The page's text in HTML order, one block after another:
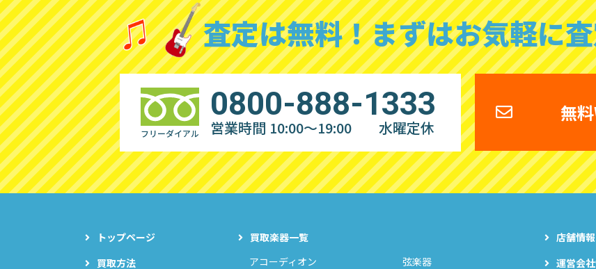
査定は無料！まずはお気軽に
フリーダイアル
0800-888-1333
営業時間 10:00～19:00 水曜定休
無
トップページ
買取方法
買取楽器一覧
アコーディオン
弦楽器
店舗情報
運営会